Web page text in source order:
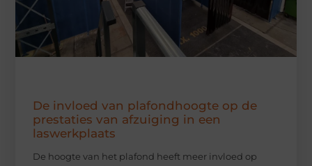
De invloed van plafondhoogte op de
prestaties van afzuiging in een
laswerkplaats
De hoogte van het plafond heeft meer invloed op